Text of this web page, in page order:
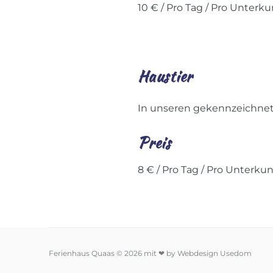
10 € / Pro Tag / Pro
Haustier
In unseren
Preis
8 € / Pro Tag / Pro
Ferienhaus Quaas © 2026 mit ❤ by Webdesign Usedom